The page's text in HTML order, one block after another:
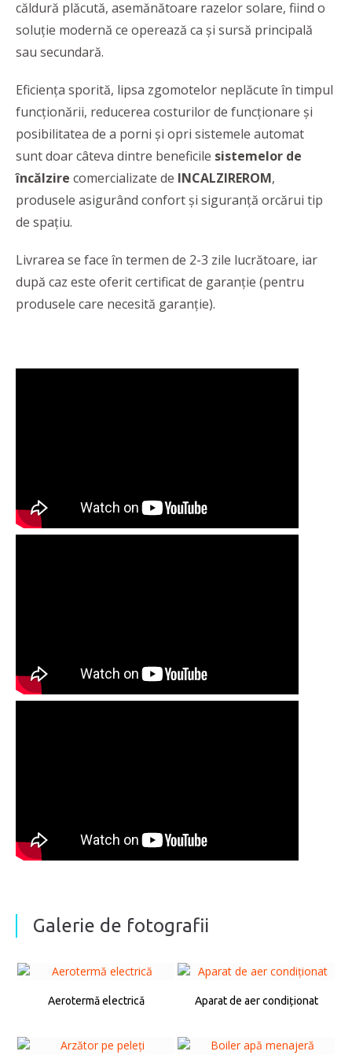
căldură plăcută, asemănătoare razelor solare, fiind o
soluţie modernă ce operează ca şi sursă principală
sau secundară.
Eficiența sporită, lipsa zgomotelor neplăcute în timpul
funcţionării, reducerea costurilor de funcţionare şi
posibilitatea de a porni şi opri sistemele automat
sunt doar câteva dintre beneficile sistemelor de
încălzire comercializate de INCALZIREROM,
produsele asigurând confort şi siguranţă orcărui tip
de spaţiu.
Livrarea se face în termen de 2-3 zile lucrătoare, iar
după caz este oferit certificat de garanție (pentru
produsele care necesită garanție).
Galerie de fotografii
Aerotermă electrică Aparat de aer condiționat